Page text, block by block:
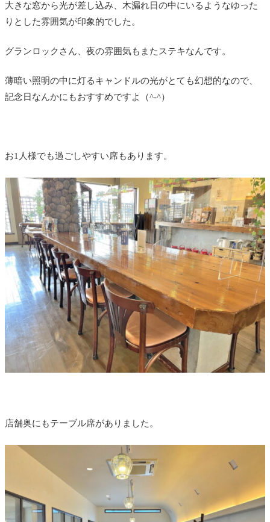
大きな窓から光が差し込み、木漏れ日の中にいるようなゆった
りとした雰囲気が印象的でした。
グランロックさん、夜の雰囲気もまたステキなんです。
薄暗い照明の中に灯るキャンドルの光がとても幻想的なので、
記念日なんかにもおすすめですよ（^-^）
お1人様でも過ごしやすい席もあります。
店舗奥にもテーブル席がありました。